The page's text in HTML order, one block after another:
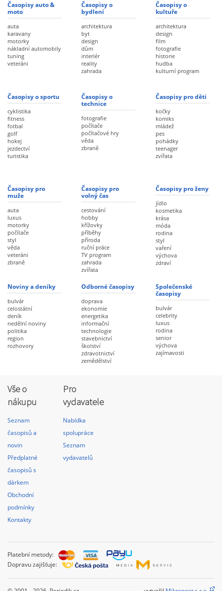
Časopisy auto &
moto
auta
karavany
motorky
nákladní automobily
tuning
veteráni
Časopisy o
bydlení
architektura
byt
design
dům
interiér
reality
zahrada
Časopisy o
kultuře
architektura
design
film
fotografie
historie
hudba
kulturní program
Časopisy o sportu
cyklistika
fitness
fotbal
golf
hokej
jezdectví
turistika
Časopisy o
technice
fotografie
počítače
počítačové hry
věda
zbraně
Časopisy pro děti
kočky
komiks
mládež
pes
pohádky
teenager
zvířata
Časopisy pro
muže
auta
luxus
motorky
počítače
styl
věda
veteráni
zbraně
Časopisy pro
volný čas
cestování
hobby
křížovky
příběhy
příroda
ruční práce
TV program
zahrada
zvířata
Časopisy pro ženy
jídlo
kosmetika
krása
móda
rodina
styl
vaření
výchova
zdraví
Noviny a deníky
bulvár
celostátní
deník
nedělní noviny
politika
region
rozhovory
Odborné časopisy
doprava
ekonomie
energetika
informační
technologie
stavebnictví
školství
zdravotnictví
zemědělství
Společenské
časopisy
bulvár
celebrity
luxus
rodina
senior
výchova
zajímavosti
Vše o
nákupu
Seznam
časopisů a
novin
Předplatné
časopisů s
dárkem
Obchodní
podmínky
Kontakty
Pro
vydavatele
Nabídka
spolupráce
Seznam
vydavatelů
Platební metody:
Dopravu zajišťuje: